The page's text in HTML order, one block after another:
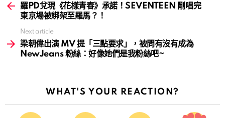
more羅PD兌現《花樣青春》承諾！SEVENTEEN 剛唱完
東京場被綁架至羅馬？！
Next article
梁朝偉出演 MV 提「三點要求」，被問有沒有成為
NewJeans 粉絲：好像她們是我粉絲吧~
WHAT'S YOUR REACTION?